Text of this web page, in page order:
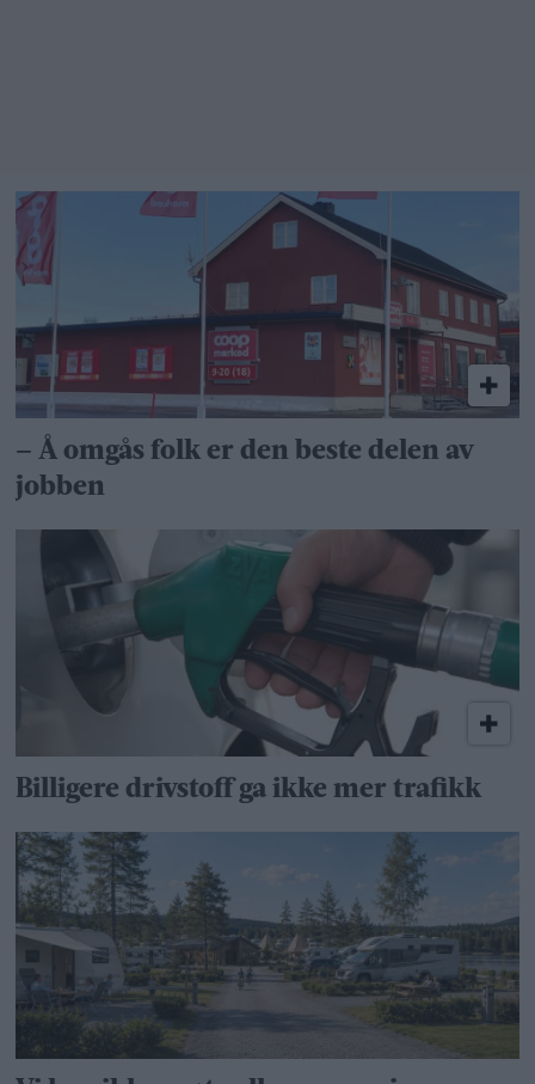
– Å omgås folk er den beste delen av
jobben
Billigere drivstoff ga ikke mer trafikk